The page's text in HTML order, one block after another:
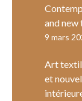
and new
9 mars
Art
et